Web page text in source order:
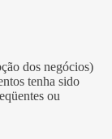
dos negócios)
tenha sido
ou